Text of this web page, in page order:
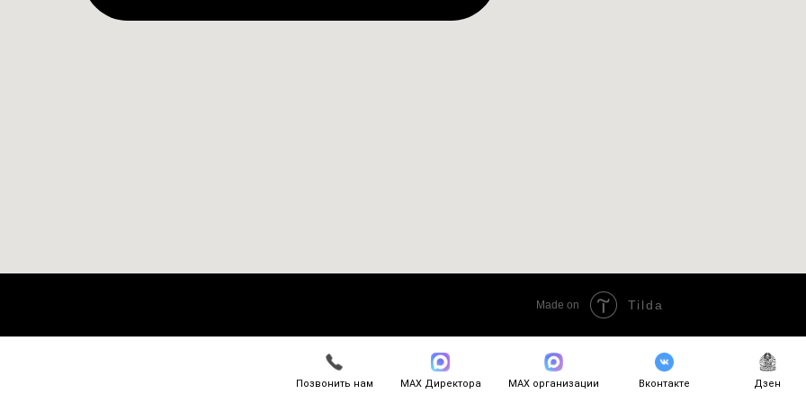
Позвонить нам МАХ Директора МАХ организации Вконтакте Дзен
Made on Tilda